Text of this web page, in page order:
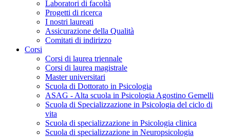
Laboratori di facoltà
Progetti di ricerca
I nostri laureati
Assicurazione della Qualità
Comitati di indirizzo
Corsi
Corsi di laurea triennale
Corsi di laurea magistrale
Master universitari
Scuola di Dottorato in Psicologia
ASAG - Alta scuola in Psicologia Agostino Gemelli
Scuola di Specializzazione in Psicologia del ciclo di
vita
Scuola di specializzazione in Psicologia clinica
Scuola di specializzazione in Neuropsicologia